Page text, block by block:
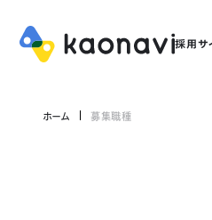
ホーム 募集職種